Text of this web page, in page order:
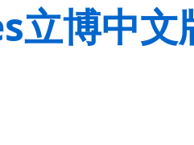
博中文